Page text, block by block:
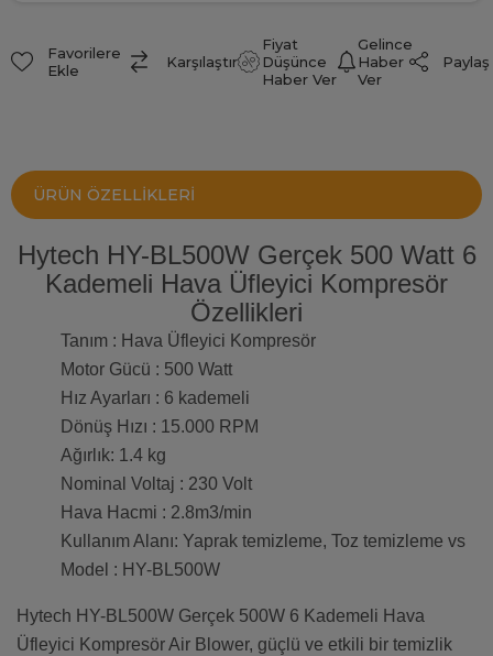
Favorilere
Ekle
Karşılaştır
Fiyat
Düşünce
Haber Ver
Gelince
Haber
Ver
Paylaş
ÜRÜN ÖZELLIKLERI
Hytech HY-BL500W Gerçek 500 Watt 6
Kademeli Hava Üfleyici Kompresör
Özellikleri
Tanım : Hava Üfleyici Kompresör
Motor Gücü : 500 Watt
Hız Ayarları : 6 kademeli
Dönüş Hızı : 15.000 RPM
Ağırlık: 1.4 kg
Nominal Voltaj : 230 Volt
Hava Hacmi : 2.8m3/min
Kullanım Alanı: Yaprak temizleme, Toz temizleme vs
Model : HY-BL500W
Hytech HY-BL500W Gerçek 500W 6 Kademeli Hava
Üfleyici Kompresör Air Blower, güçlü ve etkili bir temizlik